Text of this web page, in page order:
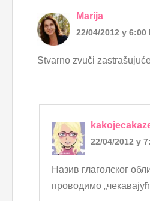
Marija
22/04/2012 у 6:00
Stvarno zvuči zastrašujuće
22/04/2012 у
Назив глаголског
проводимо